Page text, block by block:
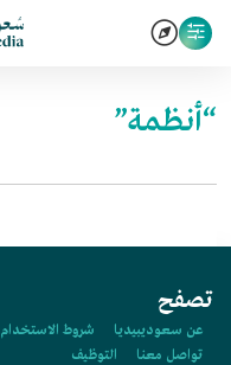
“أنظمة”
تصفح
عن سعوديبيديا شروط الاستخدام
تواصل معنا
التوظيف